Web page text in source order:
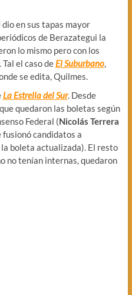
en sus tapas mayor
de Berazategui la
lo mismo pero con los
el caso deEl Suburbano,
se edita, Quilmes.
La Estrella del Sur. Desde
quedaron las boletas según
Federal (Nicolás Terrera
fusionó candidatos a
boleta actualizada). El resto
no tenían internas, quedaron